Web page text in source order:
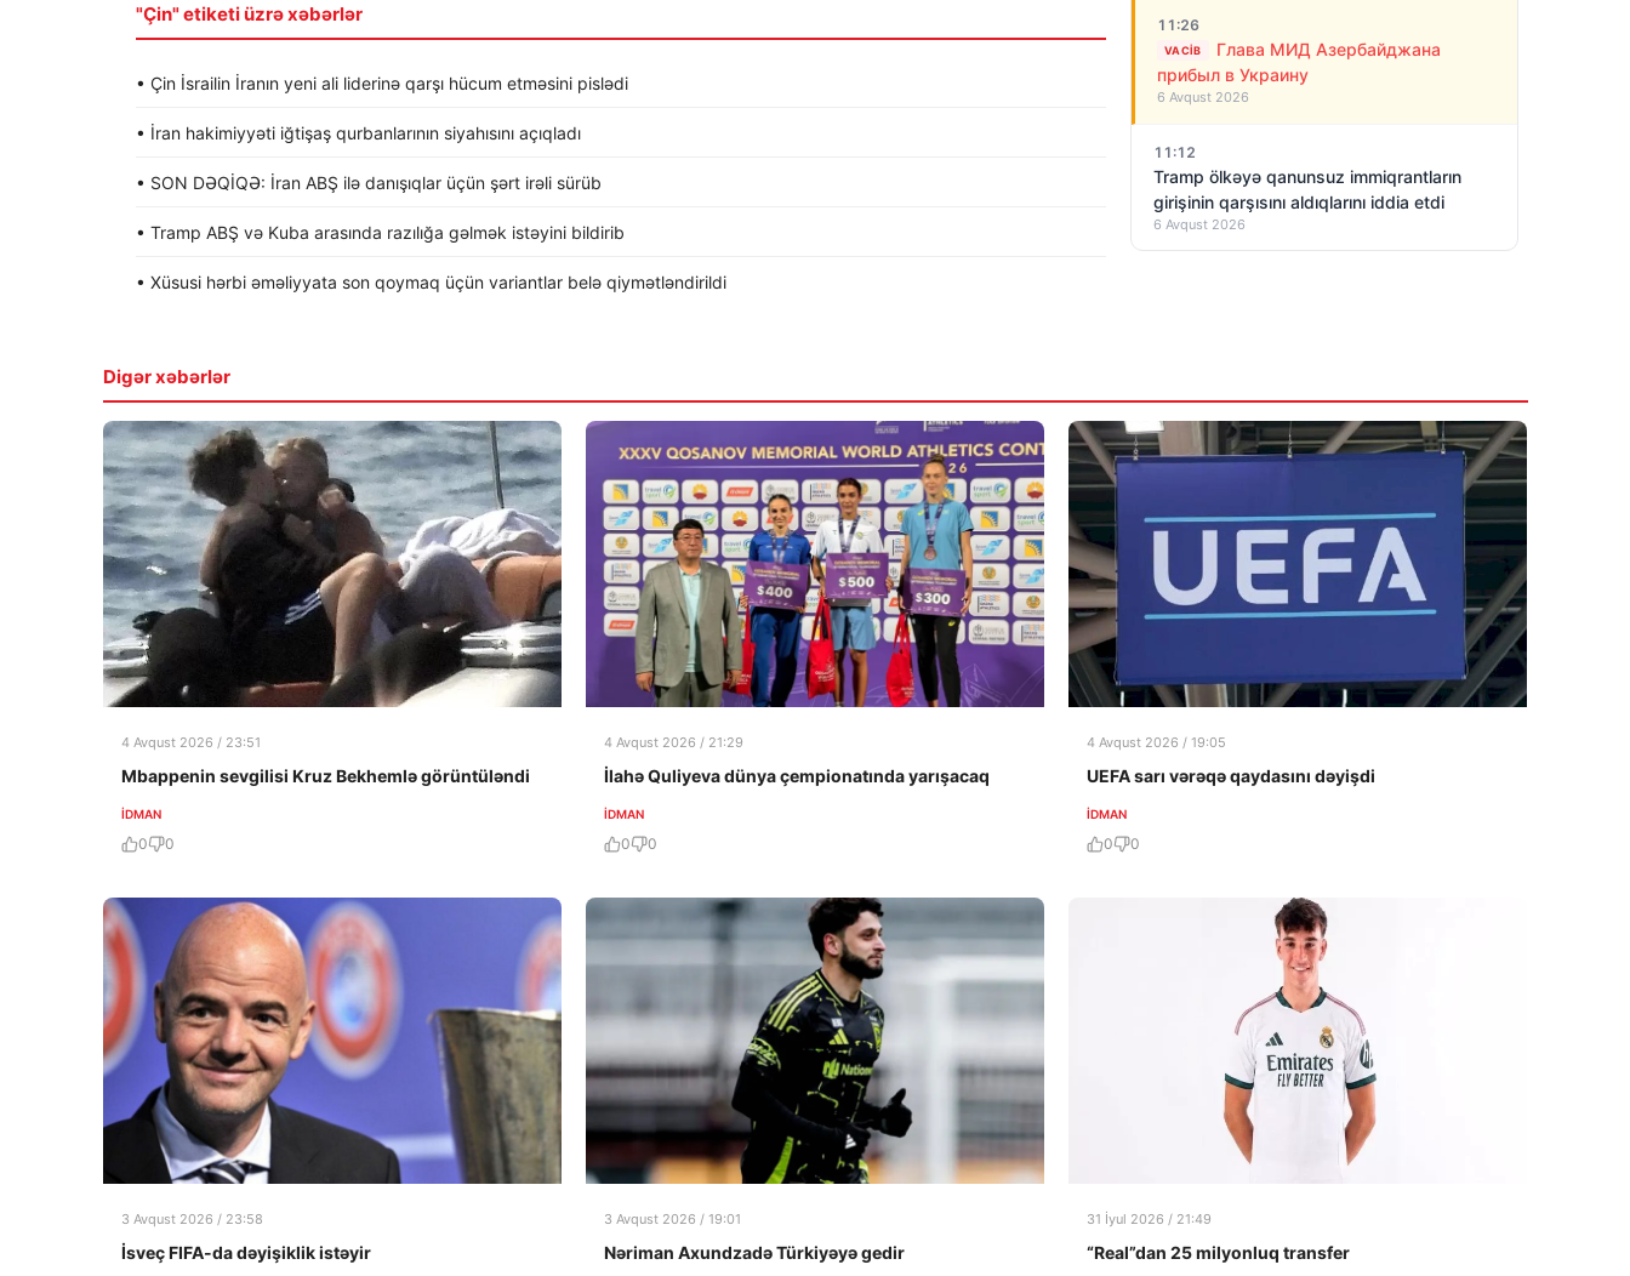
"Çin" etiketi üzrə xəbərlər
• Çin İsrailin İranın yeni ali liderinə qarşı hücum etməsini pislədi
• İran hakimiyyəti iğtişaş qurbanlarının siyahısını açıqladı
• SON DƏQİQƏ: İran ABŞ ilə danışıqlar üçün şərt irəli sürüb
• Tramp ABŞ və Kuba arasında razılığa gəlmək istəyini bildirib
• Xüsusi hərbi əməliyyata son qoymaq üçün variantlar belə qiymətləndirildi
11:26
VACIB
Глава МИД Азербайджана
прибыл в Украину
6 Avqust 2026
11:12
Tramp ölkəyə qanunsuz immiqrantların
girişinin qarşısını aldıqlarını iddia etdi
6 Avqust 2026
11:03
Məktəb direktorlarının işə qəbulu üzrə
müsabiqənin müsahibə mərhələsi başladı
Digər xəbərlər
4 Avqust 2026 / 23:51
Mbappenin sevgilisi Kruz Bekhemlə görüntüləndi
İDMAN
0 0
4 Avqust 2026 / 21:29
İlahə Quliyeva dünya çempionatında yarışacaq
İDMAN
0 0
4 Avqust 2026 / 19:05
UEFA sarı vərəqə qaydasını dəyişdi
İDMAN
0 0
3 Avqust 2026 / 23:58
İsveç FIFA-da dəyişiklik istəyir
3 Avqust 2026 / 19:01
Nəriman Axundzadə Türkiyəyə gedir
31 İyul 2026 / 21:49
“Real”dan 25 milyonluq transfer